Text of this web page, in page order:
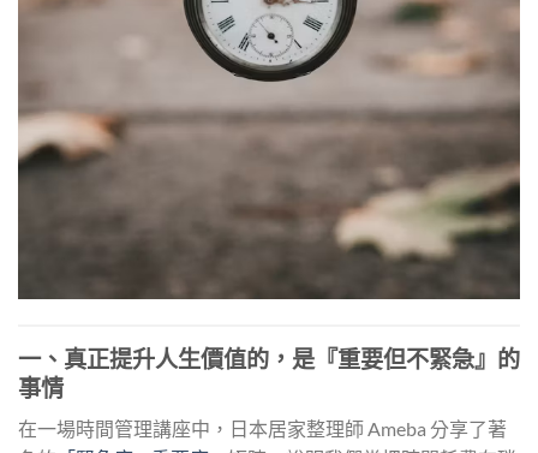
一、真正提升人生價值的，是『重要但不緊急』的
事情
在一場時間管理講座中，日本居家整理師 Ameba 分享了著